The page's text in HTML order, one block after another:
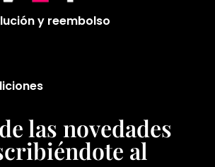
y reembolso
las novedades
al